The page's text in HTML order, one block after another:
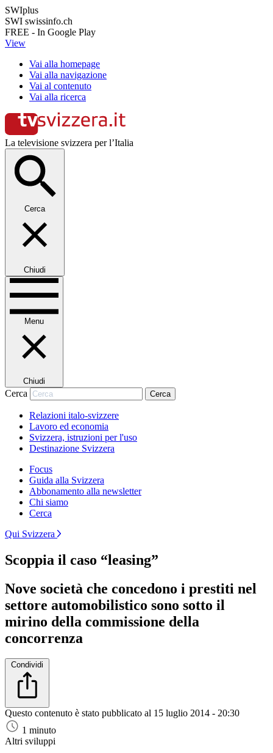
SWIplus
SWI swissinfo.ch
FREE - In Google Play
View
Vai alla homepage
Vai alla navigazione
Vai al contenuto
Vai alla ricerca
La televisione svizzera per l’Italia
Cerca
Chiudi
Menu
Chiudi
Cerca Cerca
Relazioni italo-svizzere
Lavoro ed economia
Svizzera, istruzioni per l'uso
Destinazione Svizzera
Focus
Guida alla Svizzera
Abbonamento alla newsletter
Chi siamo
Cerca
Qui Svizzera
Scoppia il caso “leasing”
Nove società che concedono i prestiti nel
settore automobilistico sono sotto il
mirino della commissione della
concorrenza
Condividi
Questo contenuto è stato pubblicato al 15 luglio 2014 - 20:30
1 minuto
Altri sviluppi